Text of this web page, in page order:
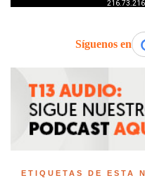
Síguenos en
ETIQUETAS DE ESTA